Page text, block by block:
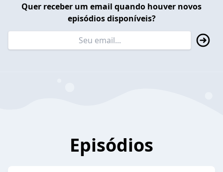
Quer receber um email quando houver novos
episódios disponíveis?
Episódios